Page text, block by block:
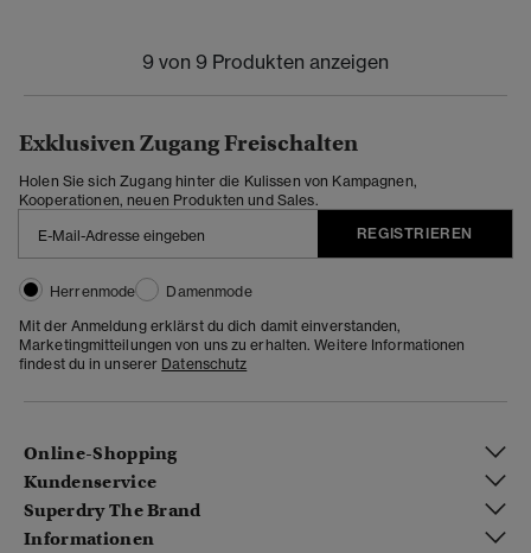
9 von 9 Produkten anzeigen
Exklusiven Zugang Freischalten
Holen Sie sich Zugang hinter die Kulissen von Kampagnen,
Kooperationen, neuen Produkten und Sales.
REGISTRIEREN
Herrenmode
Damenmode
Mit der Anmeldung erklärst du dich damit einverstanden,
Marketingmitteilungen von uns zu erhalten. Weitere Informationen
findest du in unserer Datenschutz
Online-Shopping
Kundenservice
Superdry The Brand
Informationen